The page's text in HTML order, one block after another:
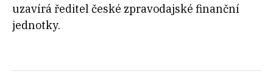
uzavírá ředitel české zpravodajské finanční
jednotky.